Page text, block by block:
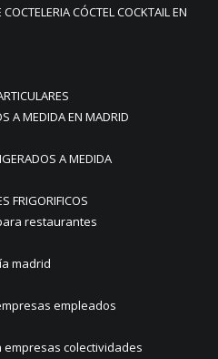
CÓCTEL COCKTAIL EN
A MEDIDA EN MADRID
A MEDIDA
FRIGORIFICOS
restaurantes
madrid
empleados
colectividades